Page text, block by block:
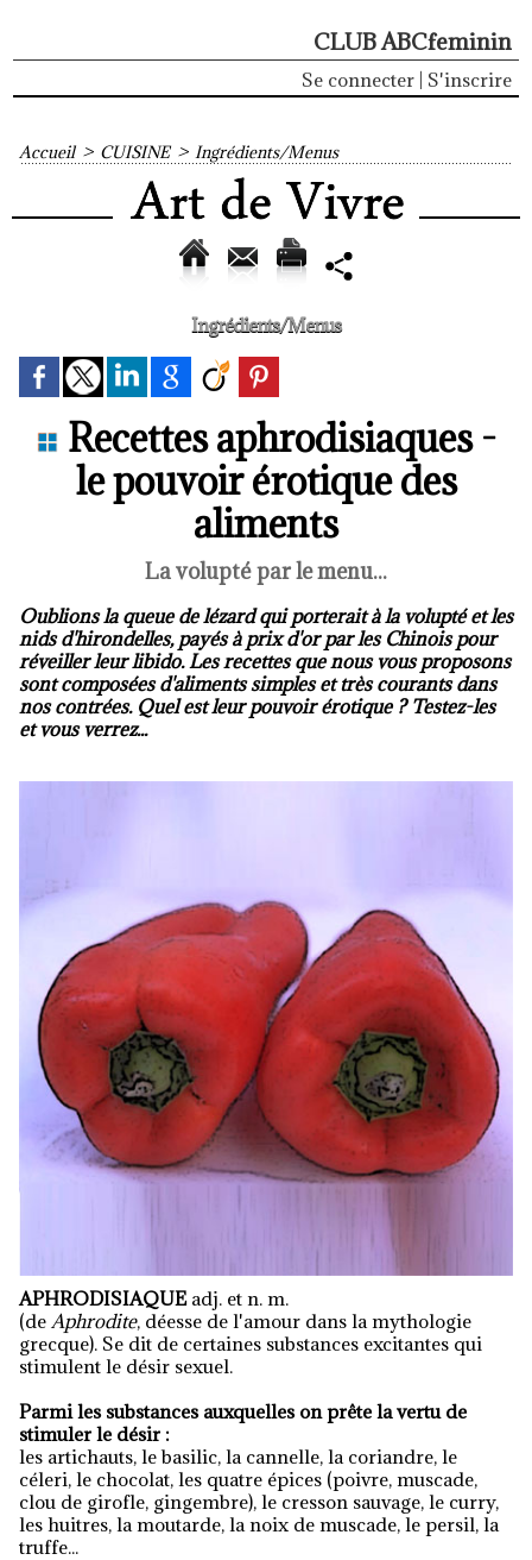
CLUB ABCfeminin
Se connecter S'inscrire
Accueil > CUISINE > Ingrédients/Menus
Ingrédients/Menus
Recettes aphrodisiaques -
le pouvoir érotique des
aliments
La volupté par le menu...
Oublions la queue de lézard qui porterait à la volupté et les
nids d'hirondelles, payés à prix d'or par les Chinois pour
réveiller leur libido. Les recettes que nous vous proposons
sont composées d'aliments simples et très courants dans
nos contrées. Quel est leur pouvoir érotique ? Testez-les
et vous verrez...
APHRODISIAQUEadj. et n. m.
(de Aphrodite, déesse de l'amour dans la mythologie
grecque). Se dit de certaines substances excitantes qui
stimulent le désir sexuel.
Parmi les substances auxquelles on prête la vertu de
stimuler le désir :
les artichauts, le basilic, la cannelle, la coriandre, le
céleri, le chocolat, les quatre épices (poivre, muscade,
clou de girofle, gingembre), le cresson sauvage, le curry,
les huitres, la moutarde, la noix de muscade, le persil, la
truffe...